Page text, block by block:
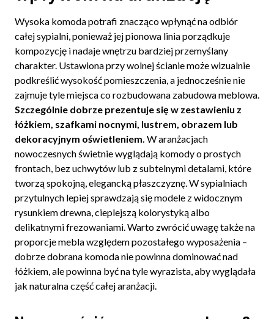
Wysoka komoda potrafi znacząco wpłynąć na odbiór
całej sypialni, ponieważ jej pionowa linia porządkuje
kompozycję i nadaje wnętrzu bardziej przemyślany
charakter. Ustawiona przy wolnej ścianie może wizualnie
podkreślić wysokość pomieszczenia, a jednocześnie nie
zajmuje tyle miejsca co rozbudowana zabudowa meblowa.
Szczególnie dobrze prezentuje się w zestawieniu z
łóżkiem, szafkami nocnymi, lustrem, obrazem lub
dekoracyjnym oświetleniem. W aranżacjach
nowoczesnych świetnie wyglądają komody o prostych
frontach, bez uchwytów lub z subtelnymi detalami, które
tworzą spokojną, elegancką płaszczyznę. W sypialniach
przytulnych lepiej sprawdzają się modele z widocznym
rysunkiem drewna, cieplejszą kolorystyką albo
delikatnymi frezowaniami. Warto zwrócić uwagę także na
proporcje mebla względem pozostałego wyposażenia –
dobrze dobrana komoda nie powinna dominować nad
łóżkiem, ale powinna być na tyle wyrazista, aby wyglądała
jak naturalna część całej aranżacji.